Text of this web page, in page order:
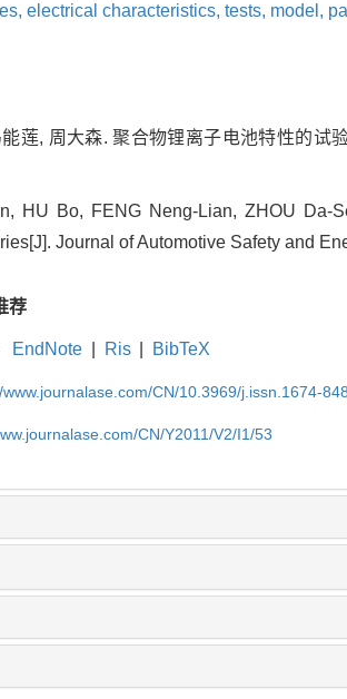
electrical characteristics, tests, model,
莲, 周大森. 聚合物锂离子电池特性的试
HU Bo, FENG Neng-Lian, ZHOU Da-
Journal of Automotive Safety and
荐
EndNote Ris BibTeX
www.journalase.com/CN/10.3969/j.issn.1674-
CN/Y2011/V2/I1/53